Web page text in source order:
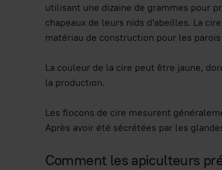
utilisant une dizaine de grammes pour
chapeaux de leurs nids d'abeilles. La
matériau de construction pour les
La couleur de la cire peut être jaune,
la production.
Les flocons de cire mesurent
Après avoir été sécrétées par les
Comment les apiculteurs